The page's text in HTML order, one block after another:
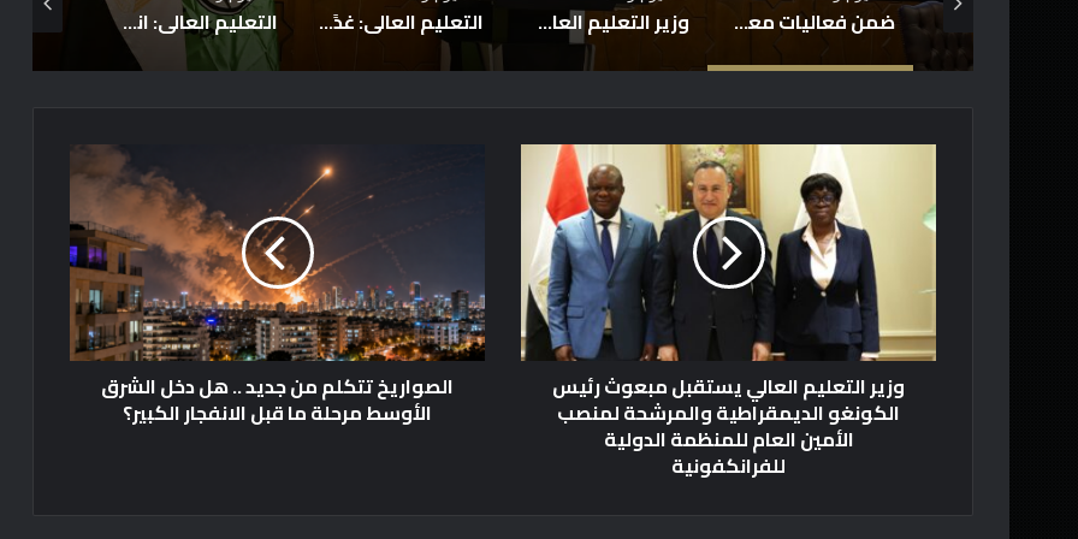
جامعة القاهرة تواصل فعاليات معسكر قادة المستقبل بالجامعة: د.أحمد رجب نائب رئيس الجامعة لشئون التعليم والطلاب: الحضارة المصرية أحد أهم ركائز الهوية الوطنية المصريةبقيمها الراسخة التى أسهمت في بناء الدولة والحفاظ على تماسكها عبر تاريخها ضمن فعاليات معسكر “قادة المستقبل”.. جامعة القاهرة تستضيف رئيس الجهاز المركزي للتنظيم والإدارة في محاضرة حول الجدارات والوظيفة العامة وزير التعليم العالي والقائم بعمل وزير الثقافة يترأس اجتماع اللجنة العليا للتنسيق التعليم العالي: غدًا الخميس الساعة السابعة مساءً آخر موعد للتسجيل لاختبارات القدرات… ولن يتم مد فترة التسجيل التعليم العالي: انطلاق أعمال المرحلة الأولى للتنسيق الإلكتروني للقبول بالجامعات الحكومية والمعاهد للعام الجامعي 2026/2027
ي
ر
ع
ل
وزير التعليم العالي يستقبل مبعوث رئيس
الكونغو الديمقراطية والمرشحة لمنصب
الأمين العام للمنظمة الدولية
للفرانكفونية
ي
خ
ت
الصواريخ تتكلم من جديد .. هل دخل الشرق
الأوسط مرحلة ما قبل الانفجار الكبير؟